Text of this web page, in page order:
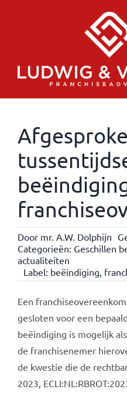
Door mr. A.W. Dolphijn
Categorieën: Geschillen
actualiteiten
Label: beëindiging,
Een
gesloten voor een
beëindiging is mogelijk
de franchisenemer
de kwestie die de
2023,